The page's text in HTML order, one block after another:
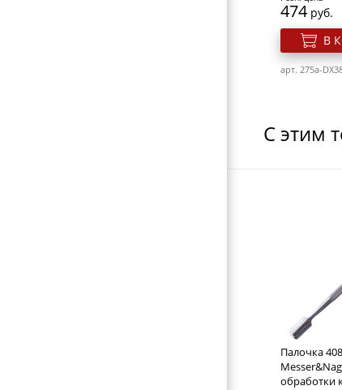
474 руб.
В
арт. 275a-
База под
Розн. цена
720
В
С этим
Палочка
обработки